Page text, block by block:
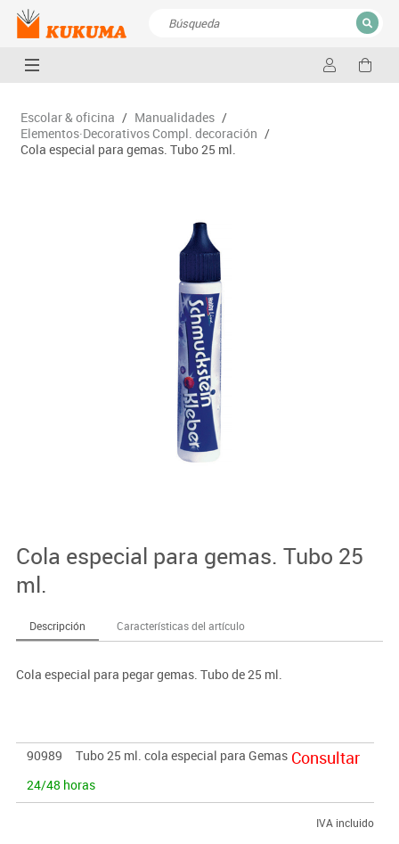
CERRAR
Escolar & oficina / Manualidades /
Elementos·Decorativos Compl. decoración /
Cola especial para gemas. Tubo 25 ml.
Cola especial para gemas. Tubo 25
ml.
Descripción Características del artículo
Cola especial para pegar gemas. Tubo de 25 ml.
90989
Tubo 25 ml. cola especial para Gemas
24/48 horas
Consultar
IVA incluido